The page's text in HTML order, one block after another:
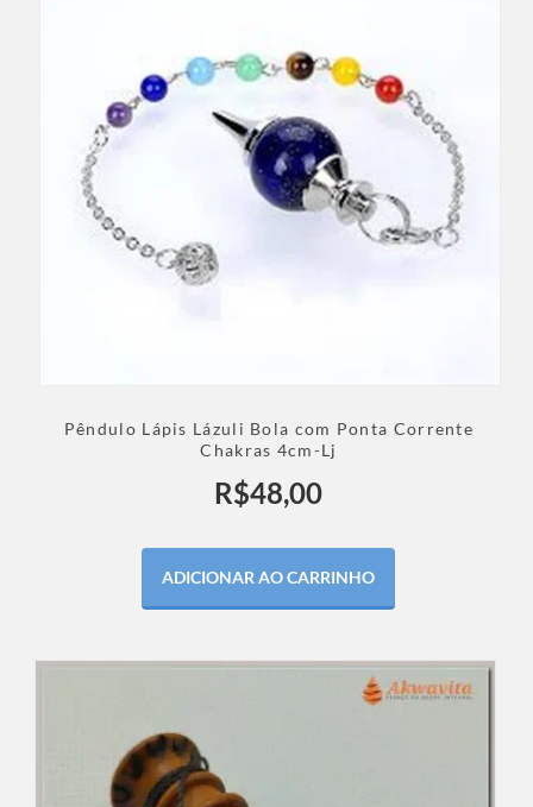
Pêndulo Lápis Lázuli Bola com Ponta Corrente
Chakras 4cm-Lj
R$48,00
ADICIONAR AO CARRINHO